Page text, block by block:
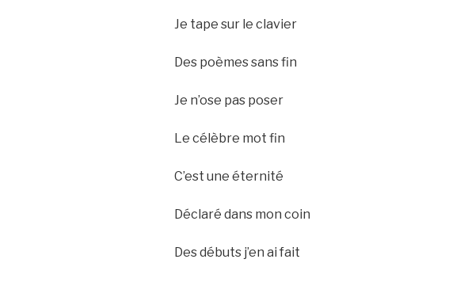
Je tape sur le clavier
Des poèmes sans fin
Je n’ose pas poser
Le célèbre mot fin
C’est une éternité
Déclaré dans mon coin
Des débuts j’en ai fait